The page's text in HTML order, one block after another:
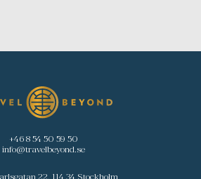
+46 8 54 50 59 50
info@travelbeyond.se
22, 114 34 Stockholm